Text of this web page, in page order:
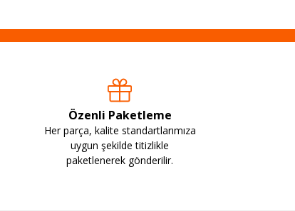
Özenli Paketleme
Her parça, kalite standartlarımıza
uygun şekilde titizlikle
paketlenerek gönderilir.